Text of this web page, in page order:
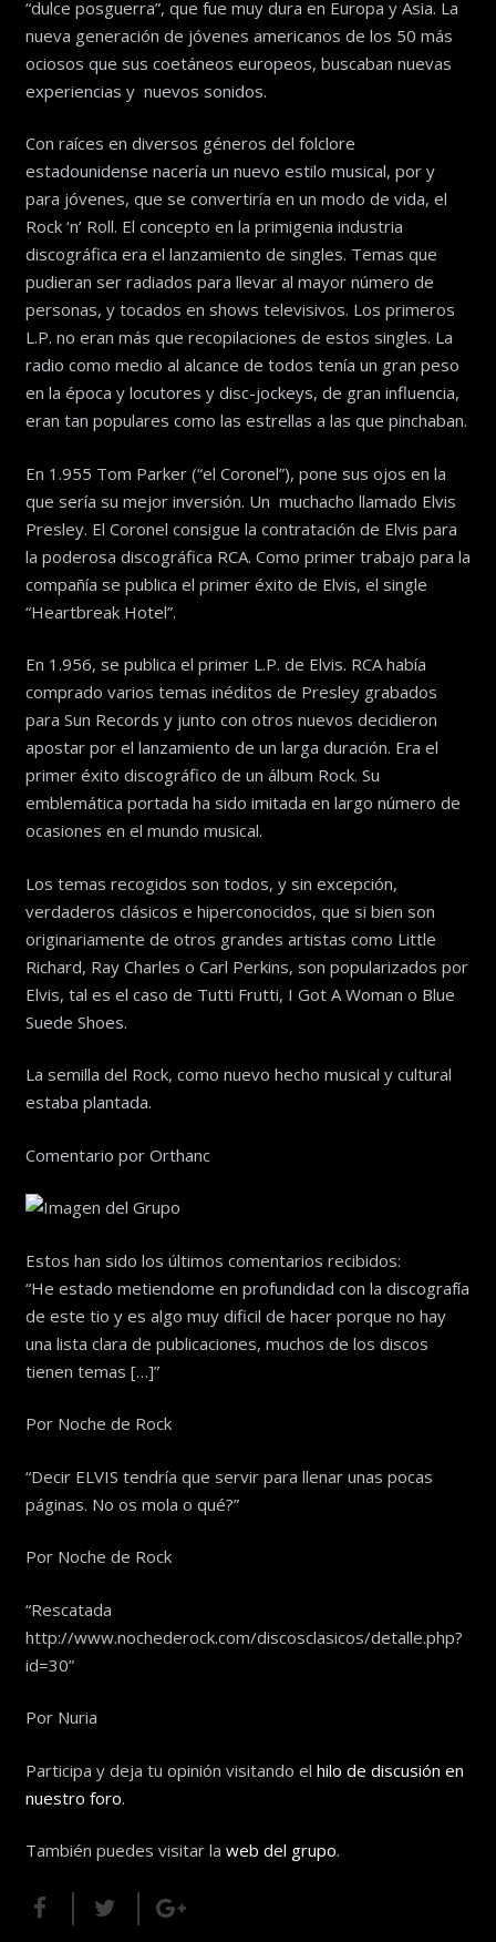
“dulce posguerra”, que fue muy dura en Europa y Asia. La
nueva generación de jóvenes americanos de los 50 más
ociosos que sus coetáneos europeos, buscaban nuevas
experiencias y nuevos sonidos.
Con raíces en diversos géneros del folclore
estadounidense nacería un nuevo estilo musical, por y
para jóvenes, que se convertiría en un modo de vida, el
Rock ‘n’ Roll. El concepto en la primigenia industria
discográfica era el lanzamiento de singles. Temas que
pudieran ser radiados para llevar al mayor número de
personas, y tocados en shows televisivos. Los primeros
L.P. no eran más que recopilaciones de estos singles. La
radio como medio al alcance de todos tenía un gran peso
en la época y locutores y disc-jockeys, de gran influencia,
eran tan populares como las estrellas a las que pinchaban.
En 1.955 Tom Parker (“el Coronel”), pone sus ojos en la
que sería su mejor inversión. Un muchacho llamado Elvis
Presley. El Coronel consigue la contratación de Elvis para
la poderosa discográfica RCA. Como primer trabajo para la
compañía se publica el primer éxito de Elvis, el single
“Heartbreak Hotel”.
En 1.956, se publica el primer L.P. de Elvis. RCA había
comprado varios temas inéditos de Presley grabados
para Sun Records y junto con otros nuevos decidieron
apostar por el lanzamiento de un larga duración. Era el
primer éxito discográfico de un álbum Rock. Su
emblemática portada ha sido imitada en largo número de
ocasiones en el mundo musical.
Los temas recogidos son todos, y sin excepción,
verdaderos clásicos e hiperconocidos, que si bien son
originariamente de otros grandes artistas como Little
Richard, Ray Charles o Carl Perkins, son popularizados por
Elvis, tal es el caso de Tutti Frutti, I Got A Woman o Blue
Suede Shoes.
La semilla del Rock, como nuevo hecho musical y cultural
estaba plantada.
Comentario por Orthanc
Estos han sido los últimos comentarios recibidos:
“He estado metiendome en profundidad con la discografía
de este tio y es algo muy dificil de hacer porque no hay
una lista clara de publicaciones, muchos de los discos
tienen temas […]”
Por Noche de Rock
“Decir ELVIS tendría que servir para llenar unas pocas
páginas. No os mola o qué?”
Por Noche de Rock
“Rescatada
http://www.nochederock.com/discosclasicos/detalle.php?
id=30”
Por Nuria
Participa y deja tu opinión visitando el hilo de discusión en
nuestro foro.
También puedes visitar la web del grupo.